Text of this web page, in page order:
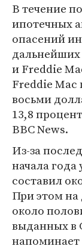
В течение
ипотечных
опасений
и Freddie
Freddie Mаc
восьми
13,8
BBC News.
Из-за
начала
составил
При этом
около
выданных в
напоминает